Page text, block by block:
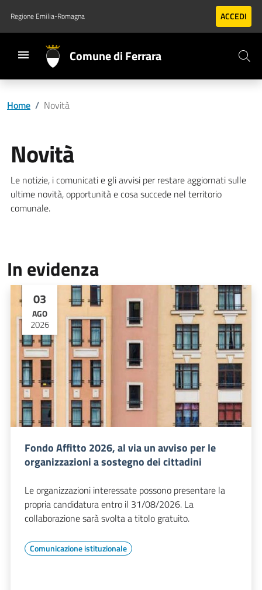
Vai al contenuto principale
Vai al footer
Regione Emilia-Romagna ACCEDI
Comune di Ferrara
Home / Novità
Novità
Le notizie, i comunicati e gli avvisi per restare aggiornati sulle
ultime novità, opportunità e cosa succede nel territorio
comunale.
In evidenza
03
AGO
2026
Fondo Affitto 2026, al via un avviso per le
organizzazioni a sostegno dei cittadini
Le organizzazioni interessate possono presentare la
propria candidatura entro il 31/08/2026. La
collaborazione sarà svolta a titolo gratuito.
Comunicazione istituzionale